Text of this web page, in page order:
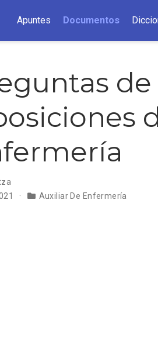
Apuntes Documentos
Auxiliar De Enfermería